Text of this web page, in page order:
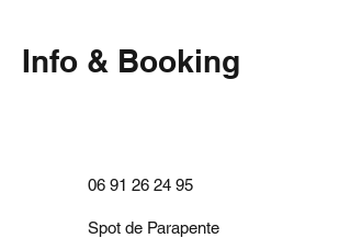
Info & Booking
06 91 26 24 95
Spot de Parapente